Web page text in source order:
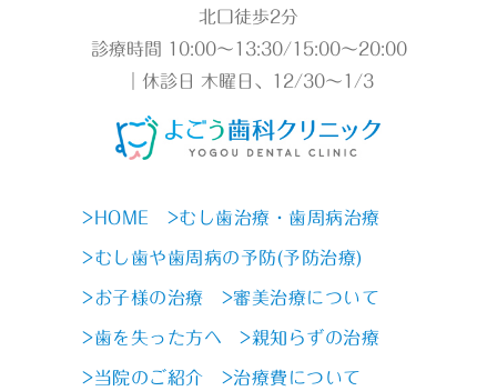
北口徒歩2分
診療時間 10:00～13:30/15:00～20:00
｜休診日 木曜日、12/30～1/3
>HOME >むし歯治療・歯周病治療
>むし歯や歯周病の予防(予防治療)
>お子様の治療 >審美治療について
>歯を失った方へ >親知らずの治療
>当院のご紹介 >治療費について